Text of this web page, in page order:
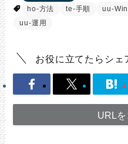
ho-方法
te-手順 uu-
uu-運用
お役に立てたらシェ
URL